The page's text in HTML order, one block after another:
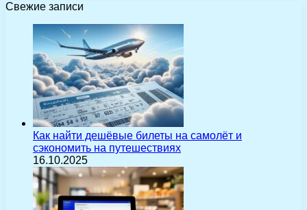
Свежие записи
Как найти дешёвые билеты на самолёт и
сэкономить на путешествиях
16.10.2025